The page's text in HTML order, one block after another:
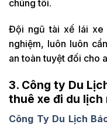
chúng tôi.
Đội ngũ tài xế lái xe
nghiệm, luôn luôn
an toàn tuyệt đối cho
3. Công ty Du
thuê xe đi du
Công Ty Du Lịch